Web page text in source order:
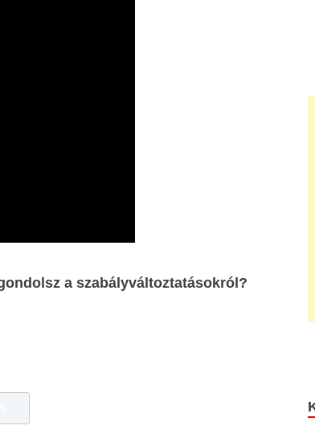
a szabályváltoztatásokról?